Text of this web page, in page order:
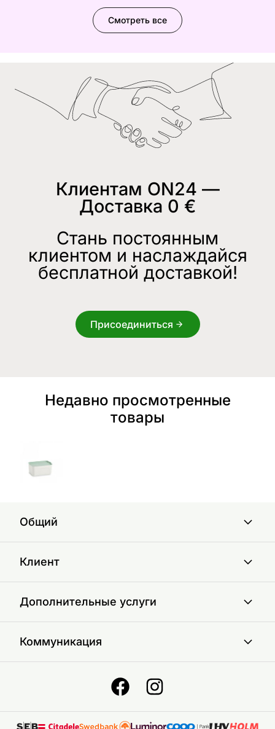
Смотреть все
Клиентам ON24 —
Доставка 0 €
Стань постоянным
клиентом и наслаждайся
бесплатной доставкой!
Присоединиться
Недавно просмотренные
товары
Общий
Клиент
Дополнительные услуги
Коммуникация